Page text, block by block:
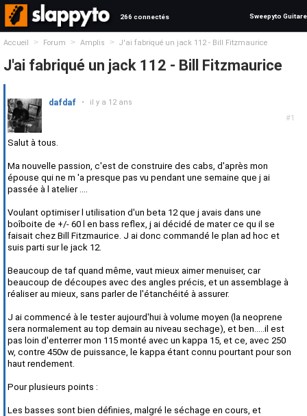
266 connectés Sweepyto Guitare
Accueil > Forum > Amplis > J'ai fabriqué un jack 112 - Bill Fitzmaurice
J'ai fabriqué un jack 112 - Bill Fitzmaurice
#1
dafdaf • il y a 12 ans
Salut à tous.
Ma nouvelle passion, c'est de construire des cabs, d'après mon
épouse qui ne m 'a presque pas vu pendant une semaine que j ai
passée à l atelier ....
Voulant optimiser l utilisation d'un beta 12 que j avais dans une
boîboite de +/- 60 l en bass reflex, j ai décidé de mater ce qu il se
faisait chez Bill Fitzmaurice. J ai donc commandé le plan ad hoc et
suis parti sur le jack 12.
Beaucoup de taf quand même, vaut mieux aimer menuiser, car
beaucoup de découpes avec des angles précis, et un assemblage à
réaliser au mieux, sans parler de l'étanchéité à assurer.
J ai commencé à le tester aujourd'hui à volume moyen (la neoprene
sera normalement au top demain au niveau sechage), et ben.....il est
pas loin d'enterrer mon 115 monté avec un kappa 15, et ce, avec 250
w, contre 450w de puissance, le kappa étant connu pourtant pour son
haut rendement.
Pour plusieurs points :
Les basses sont bien définies, malgré le séchage en cours, et